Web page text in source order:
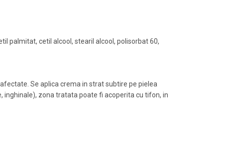
palmitat, cetil alcool, stearil alcool, polisorbat 60,
Se aplica crema in strat subtire pe pielea
inghinale), zona tratata poate fi acoperita cu tifon, in